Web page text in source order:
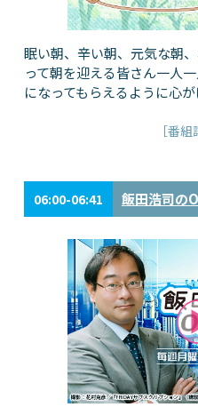
眠い朝、辛い朝、元気な朝
って朝を迎える皆さん一人
になってもらえるように心
［番
06:00-06:41 飯田浩司の